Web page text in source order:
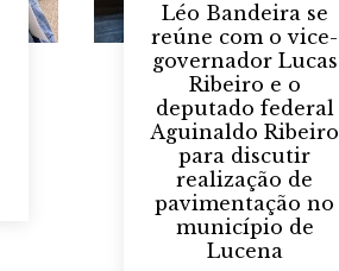
Léo Bandeira se
reúne com o vice-
governador Lucas
Ribeiro e o
deputado federal
Aguinaldo Ribeiro
para discutir
realização de
pavimentação no
município de
Lucena